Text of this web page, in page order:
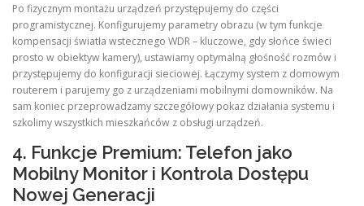
Po fizycznym montażu urządzeń przystępujemy do części
programistycznej. Konfigurujemy parametry obrazu (w tym funkcje
kompensacji światła wstecznego WDR – kluczowe, gdy słońce świeci
prosto w obiektyw kamery), ustawiamy optymalną głośność rozmów i
przystępujemy do konfiguracji sieciowej. Łączymy system z domowym
routerem i parujemy go z urządzeniami mobilnymi domowników. Na
sam koniec przeprowadzamy szczegółowy pokaz działania systemu i
szkolimy wszystkich mieszkańców z obsługi urządzeń.
4. Funkcje Premium: Telefon jako
Mobilny Monitor i Kontrola Dostępu
Nowej Generacji